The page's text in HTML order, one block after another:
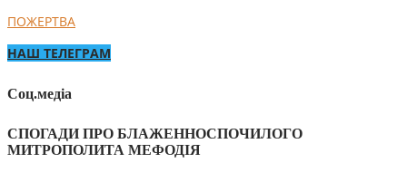
ПОЖЕРТВА
НАШ ТЕЛЕГРАМ
Соц.медіа
СПОГАДИ ПРО БЛАЖЕННОСПОЧИЛОГО
МИТРОПОЛИТА МЕФОДІЯ